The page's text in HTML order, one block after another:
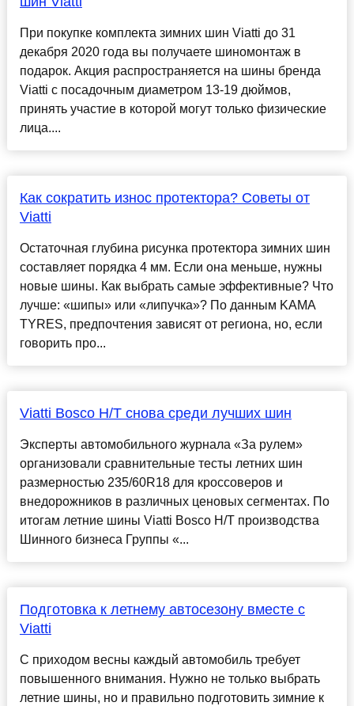
При покупке комплекта зимних шин Viatti до 31
декабря 2020 года вы получаете шиномонтаж в
подарок. Акция распространяется на шины бренда
Viatti с посадочным диаметром 13-19 дюймов,
принять участие в которой могут только физические
лица....
Как сократить износ протектора? Советы от
Viatti
Остаточная глубина рисунка протектора зимних шин
составляет порядка 4 мм. Если она меньше, нужны
новые шины. Как выбрать самые эффективные? Что
лучше: «шипы» или «липучка»? По данным KAMA
TYRES, предпочтения зависят от региона, но, если
говорить про...
Viatti Bosco H/T снова среди лучших шин
Эксперты автомобильного журнала «За рулем»
организовали сравнительные тесты летних шин
размерностью 235/60R18 для кроссоверов и
внедорожников в различных ценовых сегментах. По
итогам летние шины Viatti Bosco H/T производства
Шинного бизнеса Группы «...
Подготовка к летнему автосезону вместе с
Viatti
С приходом весны каждый автомобиль требует
повышенного внимания. Нужно не только выбрать
летние шины, но и правильно подготовить зимние к